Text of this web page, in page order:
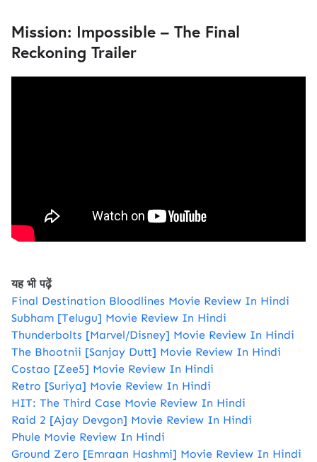
Mission: Impossible – The Final
Reckoning Trailer
यह भी पढ़ें
Final Destination Bloodlines Movie Review In Hindi
Subham [Telugu] Movie Review In Hindi
Thunderbolts [Marvel/Disney] Movie Review In Hindi
The Bhootnii [Sanjay Dutt] Movie Review In Hindi
Costao [Zee5] Movie Review In Hindi
Retro [Suriya] Movie Review In Hindi
HIT: The Third Case Movie Review In Hindi
Raid 2 [Ajay Devgon] Movie Review In Hindi
Phule Movie Review In Hindi
Ground Zero [Emraan Hashmi] Movie Review In Hindi